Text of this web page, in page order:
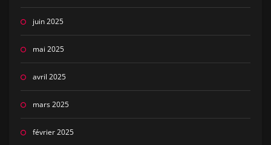
juin 2025
mai 2025
avril 2025
mars 2025
février 2025